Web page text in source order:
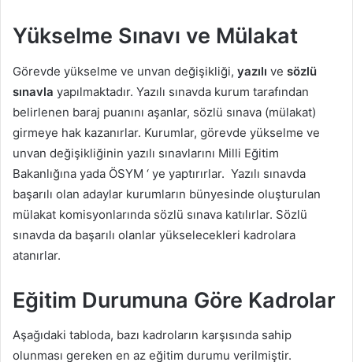
Yükselme Sınavı ve Mülakat
Görevde yükselme ve unvan değişikliği, yazılı ve sözlü
sınavla yapılmaktadır. Yazılı sınavda kurum tarafından
belirlenen baraj puanını aşanlar, sözlü sınava (mülakat)
girmeye hak kazanırlar. Kurumlar, görevde yükselme ve
unvan değişikliğinin yazılı sınavlarını Milli Eğitim
Bakanlığına yada ÖSYM ‘ ye yaptırırlar. Yazılı sınavda
başarılı olan adaylar kurumların bünyesinde oluşturulan
mülakat komisyonlarında sözlü sınava katılırlar. Sözlü
sınavda da başarılı olanlar yükselecekleri kadrolara
atanırlar.
Eğitim Durumuna Göre Kadrolar
Aşağıdaki tabloda, bazı kadroların karşısında sahip
olunması gereken en az eğitim durumu verilmiştir.